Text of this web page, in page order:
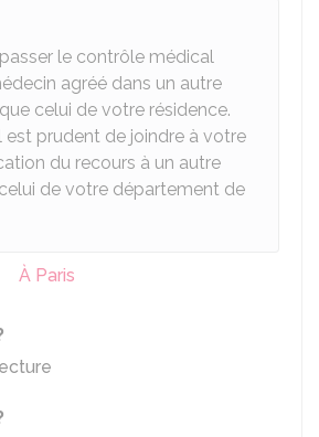
le contrôle médical
agréé dans un autre
celui de votre résidence.
est prudent de joindre à votre
du recours à un autre
de votre département de
À Paris